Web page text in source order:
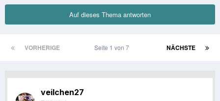
Auf dieses Thema antworten
VORHERIGE NÄCHSTE
Seite 1 von 7
veilchen27